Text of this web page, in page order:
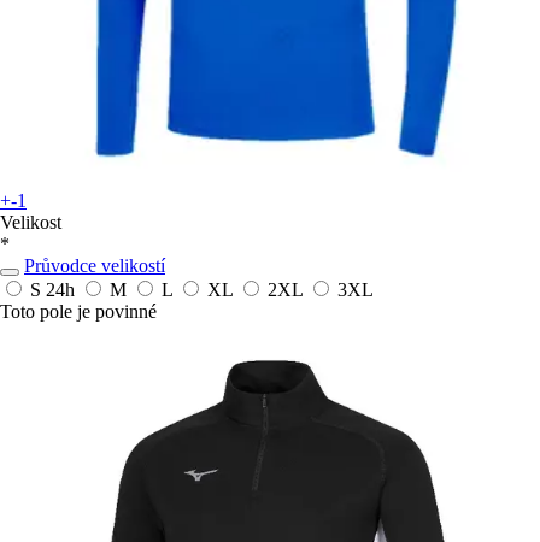
+-1
Velikost
*
Průvodce velikostí
S 24h M L XL 2XL
3XL
Toto pole je povinné